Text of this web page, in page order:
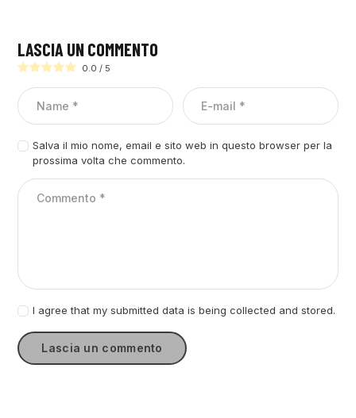
LASCIA UN COMMENTO
0.0 / 5
Salva il mio nome, email e sito web in questo browser per la
prossima volta che commento.
I agree that my submitted data is being collected and stored.